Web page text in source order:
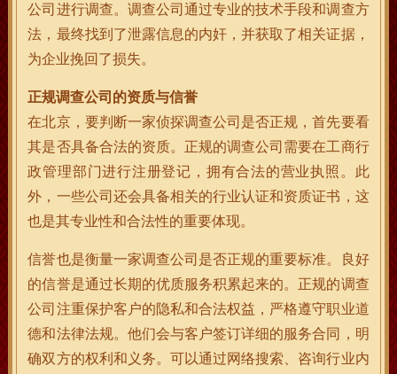
公司进行调查。调查公司通过专业的技术手段和调查方
法，最终找到了泄露信息的内奸，并获取了相关证据，
为企业挽回了损失。
正规调查公司的资质与信誉
在北京，要判断一家侦探调查公司是否正规，首先要看
其是否具备合法的资质。正规的调查公司需要在工商行
政管理部门进行注册登记，拥有合法的营业执照。此
外，一些公司还会具备相关的行业认证和资质证书，这
也是其专业性和合法性的重要体现。
信誉也是衡量一家调查公司是否正规的重要标准。良好
的信誉是通过长期的优质服务积累起来的。正规的调查
公司注重保护客户的隐私和合法权益，严格遵守职业道
德和法律法规。他们会与客户签订详细的服务合同，明
确双方的权利和义务。可以通过网络搜索、咨询行业内